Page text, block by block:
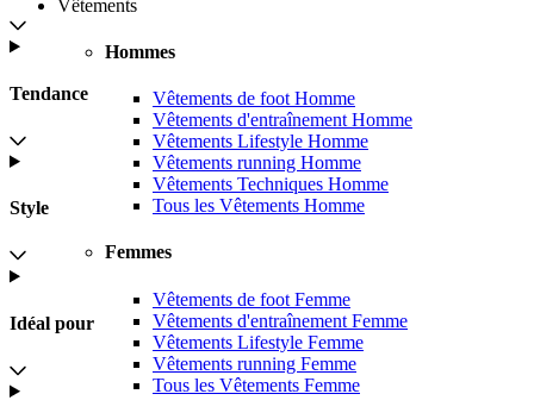
Vêtements
Hommes
Vêtements de foot Homme
Vêtements d'entraînement Homme
Vêtements Lifestyle Homme
Vêtements running Homme
Vêtements Techniques Homme
Tous les Vêtements Homme
Femmes
Vêtements de foot Femme
Vêtements d'entraînement Femme
Vêtements Lifestyle Femme
Vêtements running Femme
Tous les Vêtements Femme
Tendance
Style
Idéal pour